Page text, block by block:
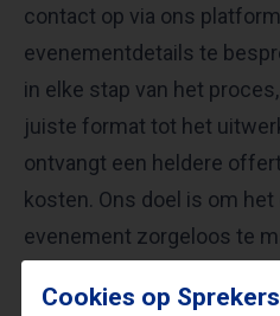
contact op via ons
evenementdetails te
in elke stap van het
juiste format tot het
ontvangt een heldere
kosten. Ons doel is om
evenement zorgeloos te
Cookies op